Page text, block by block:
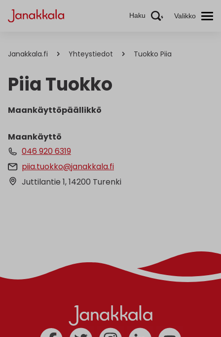
Haku Valikko
Janakkala.fi Yhteystiedot Tuokko Piia
Piia Tuokko
Maankäyttöpäällikkö
Maankäyttö
046 920 6319
piia.tuokko@janakkala.fi
Juttilantie 1, 14200 Turenki